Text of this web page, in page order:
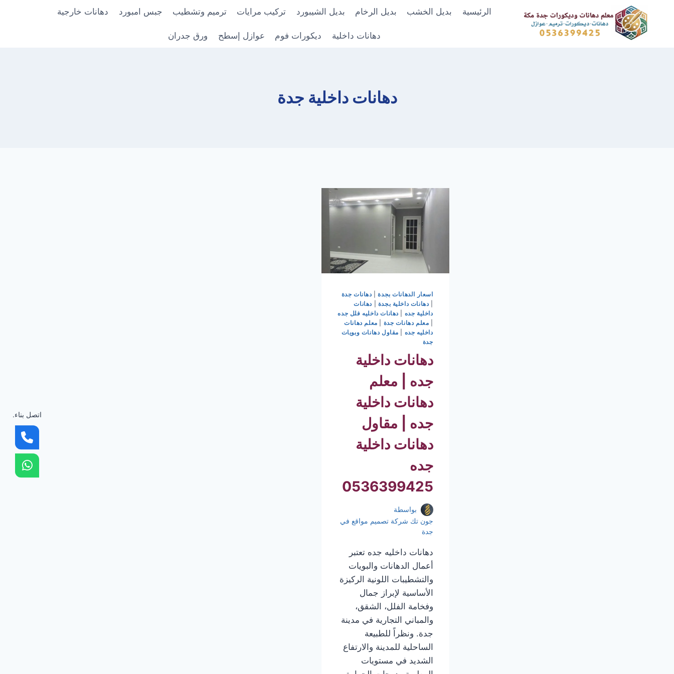
المحتوى
الرئيسية بديل الخشب بديل الرخام بديل الشيبورد تركيب مرايات ترميم وتشطيب جبس امبورد دهانات خارجية
دهانات داخلية ديكورات فوم عوازل إسطح ورق جدران
دهانات داخلية جدة
اسعار الدهانات بجدة| دهانات جدة
دهانات داخلية بجدة
دهانات
داخلية جده
دهانات داخليه فلل جده
معلم دهانات جدة
معلم دهانات
داخليه جده
مقاول دهانات وبويات
جدة
دهانات داخلية
جده | معلم
دهانات داخلية
جده | مقاول
دهانات داخلية
جده
0536399425
بواسطة
جون تك شركة تصميم مواقع في
جدة
دهانات داخليه جده تعتبر
أعمال الدهانات والبويات
والتشطيبات اللونية الركيزة
الأساسية لإبراز جمال
وفخامة الفلل، الشقق،
والمباني التجارية في مدينة
جدة. ونظراً للطبيعة
الساحلية للمدينة والارتفاع
الشديد في مستويات
اتصل بناء.